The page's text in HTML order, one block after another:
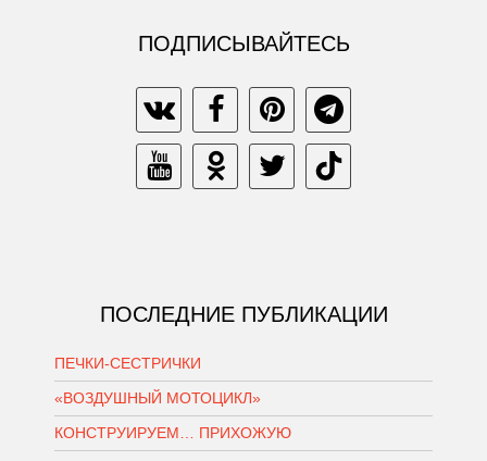
ПОДПИСЫВАЙТЕСЬ
ПОСЛЕДНИЕ ПУБЛИКАЦИИ
ПЕЧКИ-СЕСТРИЧКИ
«ВОЗДУШНЫЙ МОТОЦИКЛ»
КОНСТРУИРУЕМ… ПРИХОЖУЮ